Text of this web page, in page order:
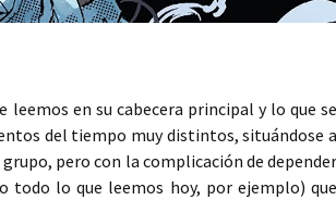
leemos en su cabecera principal y lo que se
del tiempo muy distintos, situándose a
pero con la complicación de depender
todo lo que leemos hoy, por ejemplo) que